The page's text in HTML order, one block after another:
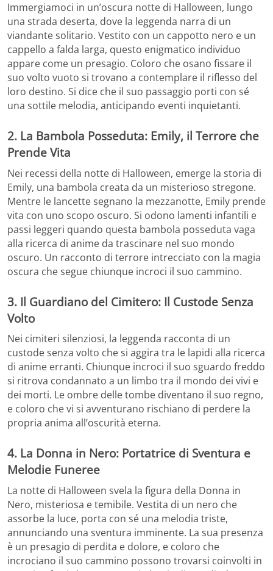
Immergiamoci in un’oscura notte di Halloween, lungo
una strada deserta, dove la leggenda narra di un
viandante solitario. Vestito con un cappotto nero e un
cappello a falda larga, questo enigmatico individuo
appare come un presagio. Coloro che osano fissare il
suo volto vuoto si trovano a contemplare il riflesso del
loro destino. Si dice che il suo passaggio porti con sé
una sottile melodia, anticipando eventi inquietanti.
2. La Bambola Posseduta: Emily, il Terrore che
Prende Vita
Nei recessi della notte di Halloween, emerge la storia di
Emily, una bambola creata da un misterioso stregone.
Mentre le lancette segnano la mezzanotte, Emily prende
vita con uno scopo oscuro. Si odono lamenti infantili e
passi leggeri quando questa bambola posseduta vaga
alla ricerca di anime da trascinare nel suo mondo
oscuro. Un racconto di terrore intrecciato con la magia
oscura che segue chiunque incroci il suo cammino.
3. Il Guardiano del Cimitero: Il Custode Senza
Volto
Nei cimiteri silenziosi, la leggenda racconta di un
custode senza volto che si aggira tra le lapidi alla ricerca
di anime erranti. Chiunque incroci il suo sguardo freddo
si ritrova condannato a un limbo tra il mondo dei vivi e
dei morti. Le ombre delle tombe diventano il suo regno,
e coloro che vi si avventurano rischiano di perdere la
propria anima all’oscurità eterna.
4. La Donna in Nero: Portatrice di Sventura e
Melodie Funeree
La notte di Halloween svela la figura della Donna in
Nero, misteriosa e temibile. Vestita di un nero che
assorbe la luce, porta con sé una melodia triste,
annunciando una sventura imminente. La sua presenza
è un presagio di perdita e dolore, e coloro che
incrociano il suo cammino possono trovarsi coinvolti in